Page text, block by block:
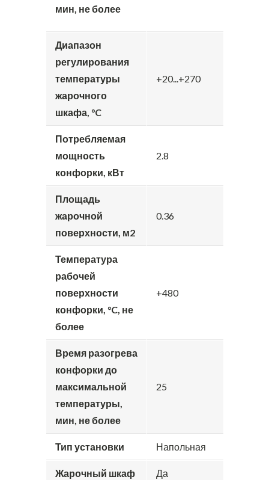
мин, не более
Диапазон
регулирования
температуры
жарочного
шкафа, °C
+20...+270
Потребляемая
мощность
конфорки, кВт
2.8
Площадь
жарочной
поверхности, м2
0.36
Температура
рабочей
поверхности
конфорки, °C, не
более
+480
Время разогрева
конфорки до
максимальной
температуры,
мин, не более
25
Тип установки Напольная
Жарочный шкаф Да